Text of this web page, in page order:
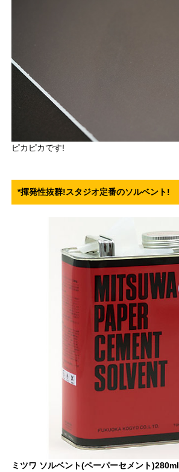
ピカピカです!
*揮発性抜群!スタジオ定番のソルベント!
ミツワ ソルベント(ペーパーセメント)280ml